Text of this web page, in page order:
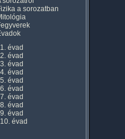
a sorozatban
1. évad
2. évad
3. évad
4. évad
5. évad
6. évad
7. évad
8. évad
9. évad
10. évad